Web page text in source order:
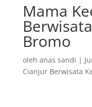
Mama
Bromo
oleh anas sandi |
Cianjur Berwisata